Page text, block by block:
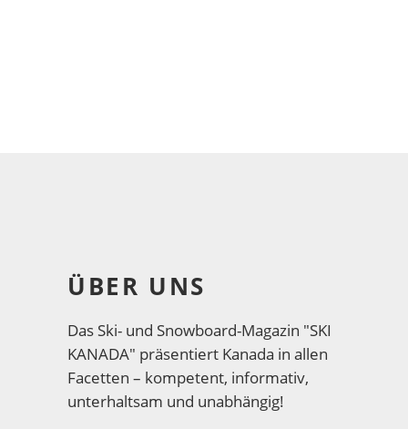
ÜBER UNS
Das Ski- und Snowboard-Magazin "SKI
KANADA" präsentiert Kanada in allen
Facetten – kompetent, informativ,
unterhaltsam und unabhängig!